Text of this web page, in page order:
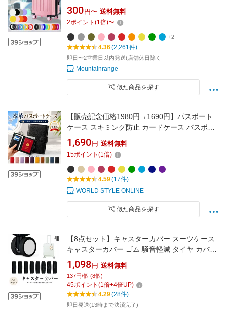
キャスターカバー フルカバー スーツケース用
キャリーケース タイヤカバー キャリーケース
キャスター台 静音 防音 汚れにくい
300 円〜 送料無料
2ポイント (1倍)〜
+2
4.36(2,261件)
即日〜2営業日以内発送(店舗休日除く
Mountainrange
似た商品を探す
【販売記念価格1980円→1690円】パスポート
ケース スキミング防止 カードケース パスポー
トカバー 海外旅行 財布
1,690 円 送料無料
15ポイント (1倍)
4.59(17件)
WORLD STYLE ONLINE
似た商品を探す
【8点セット】キャスターカバー スーツケース
キャスターカバー ゴム 騒音軽減 タイヤ カバー
キャスター シリコンカバー 足カバー シリコン
足 傷防止 傷つけにくい キャスター靴下 スーツ
ケース用品 専用 旅行用
1,098 円 送料無料
137円/個 (8個)
45ポイント (1倍+4倍UP)
4.29(28件)
即日発送(13時まで決済完了)